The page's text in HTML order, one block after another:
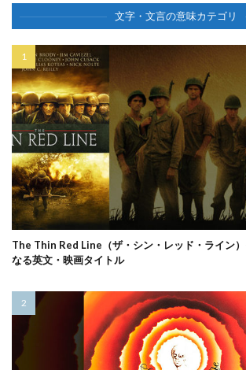
文字・文言の意味カテゴリ
The Thin Red Line（ザ・シン・レッド・ライン
なる英文・映画タイトル